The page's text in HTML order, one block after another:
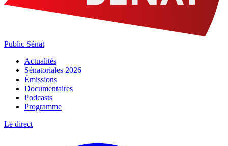
Public Sénat
Actualités
Sénatoriales 2026
Émissions
Documentaires
Podcasts
Programme
Le direct